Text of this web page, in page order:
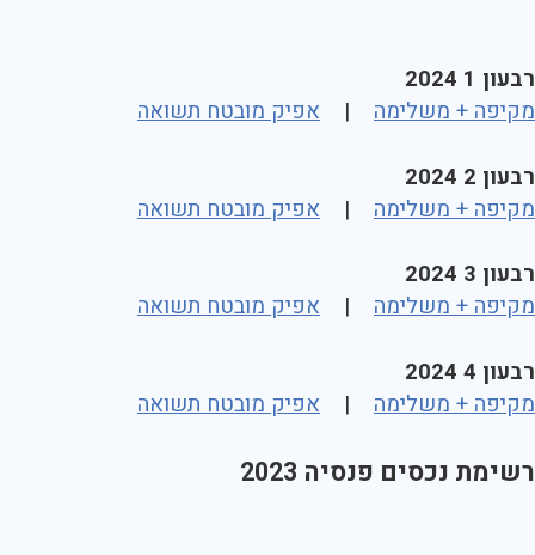
רבעון 1 2024
מקיפה + משלימה | אפיק מובטח תשואה
רבעון 2 2024
מקיפה + משלימה | אפיק מובטח תשואה
רבעון 3 2024
מקיפה + משלימה | אפיק מובטח תשואה
רבעון 4 2024
מקיפה + משלימה | אפיק מובטח תשואה
רשימת נכסים פנסיה 2023